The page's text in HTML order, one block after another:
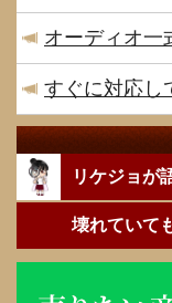
オーディオ一
すぐに対応し
リケジョが
壊れていて